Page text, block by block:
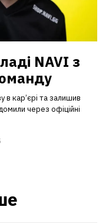
NAVI з
в кар’єрі та залишив
через офіційні